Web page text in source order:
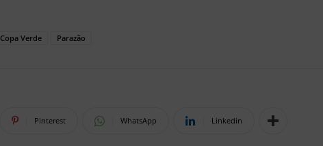
Copa Verde Parazão
Pinterest WhatsApp Linkedin